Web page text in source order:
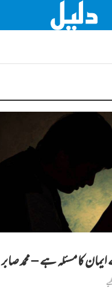
کا مسئلہ ہے – محمد صابر